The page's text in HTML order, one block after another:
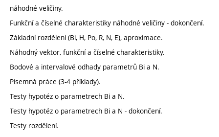
náhodné veličiny.
Funkční a číselné charakteristiky náhodné veličiny - dokončení.
Základní rozdělení (Bi, H, Po, R, N, E), aproximace.
Náhodný vektor, funkční a číselné charakteristiky.
Bodové a intervalové odhady parametrů Bi a N.
Písemná práce (3-4 příklady).
Testy hypotéz o parametrech Bi a N.
Testy hypotéz o parametrech Bi a N - dokončení.
Testy rozdělení.